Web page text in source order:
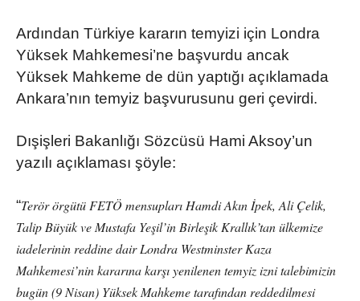
Ardından Türkiye kararın temyizi için Londra
Yüksek Mahkemesi’ne başvurdu ancak
Yüksek Mahkeme de dün yaptığı açıklamada
Ankara’nın temyiz başvurusunu geri çevirdi.
Dışişleri Bakanlığı Sözcüsü Hami Aksoy’un
yazılı açıklaması şöyle:
“Terör örgütü FETÖ mensupları Hamdi Akın İpek, Ali Çelik,
Talip Büyük ve Mustafa Yeşil’in Birleşik Krallık’tan ülkemize
iadelerinin reddine dair Londra Westminster Kaza
Mahkemesi’nin kararına karşı yenilenen temyiz izni talebimizin
bugün (9 Nisan) Yüksek Mahkeme tarafından reddedilmesi